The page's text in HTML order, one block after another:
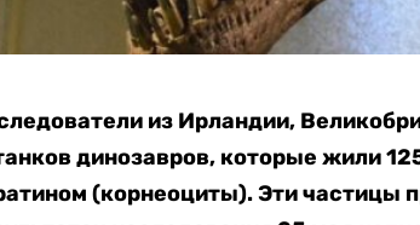
из Ирландии,
динозавров, которые жили
(корнеоциты). Эти частицы